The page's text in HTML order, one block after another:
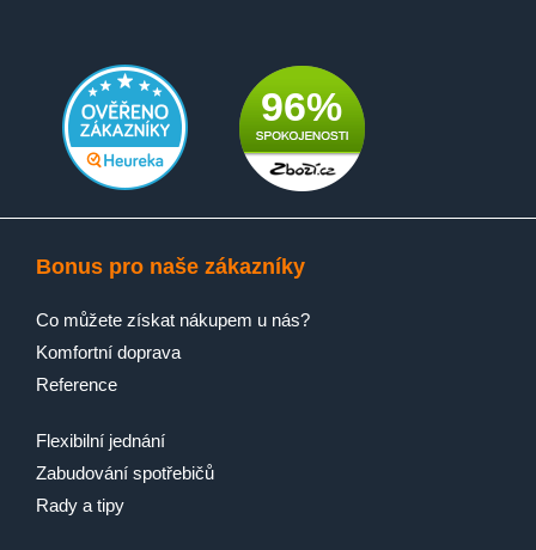
96%
Bonus pro naše zákazníky
Co můžete získat nákupem u nás?
Komfortní doprava
Reference
Flexibilní jednání
Zabudování spotřebičů
Rady a tipy